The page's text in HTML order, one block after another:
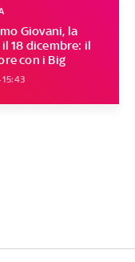
Giovani, la
18 dicembre: il
con i Big
15:43